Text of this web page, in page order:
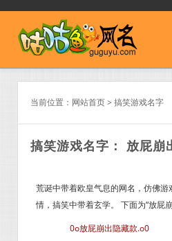
当前位置： 网站首页> 搞笑游戏名字
搞笑游戏名字： 放屁崩
荒诞中带着欧皇气息的网名，仿佛
情，搞笑中带着玄学。 下面为“放屁
0o放屁崩出隐藏款.o0